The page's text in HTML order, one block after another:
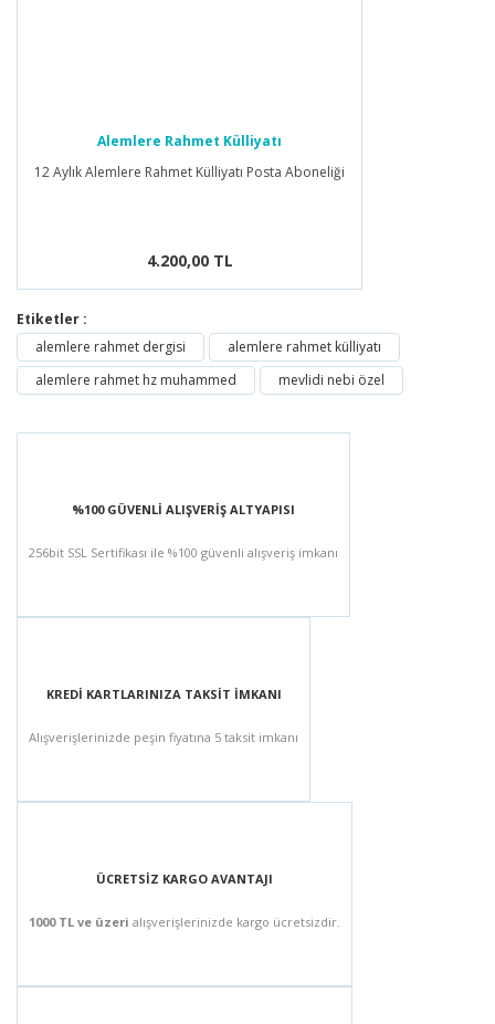
Alemlere Rahmet Külliyatı
12 Aylık Alemlere Rahmet Külliyatı Posta Aboneliği
4.200,00 TL
Etiketler :
alemlere rahmet dergisi
alemlere rahmet külliyatı
alemlere rahmet hz muhammed
mevlidi nebi özel
%100 GÜVENLİ ALIŞVERİŞ ALTYAPISI
256bit SSL Sertifikası ile %100 güvenli alışveriş imkanı
KREDİ KARTLARINIZA TAKSİT İMKANI
Alışverişlerinizde peşin fiyatına 5 taksit imkanı
ÜCRETSİZ KARGO AVANTAJI
1000 TL ve üzeri alışverişlerinizde kargo ücretsizdir.